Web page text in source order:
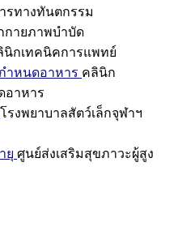
รทางทันตกรรม
กายภาพบำบัด
นิกเทคนิคการแพทย์
ำหนดอาหาร คลินิก
อาหาร
โรงพยาบาลสัตว์เล็กจุฬาฯ
ยุ ศูนย์ส่งเสริมสุขภาวะผู้สูง